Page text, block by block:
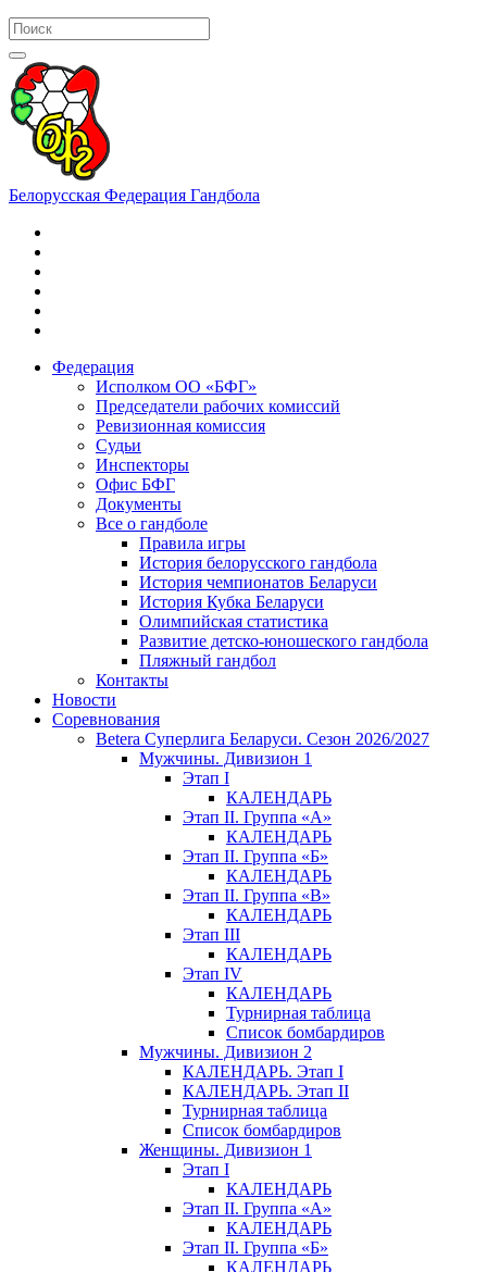
Белорусская Федерация Гандбола
Федерация
Исполком ОО «БФГ»
Председатели рабочих комиссий
Ревизионная комиссия
Судьи
Инспекторы
Офис БФГ
Документы
Все о гандболе
Правила игры
История белорусского гандбола
История чемпионатов Беларуси
История Кубка Беларуси
Олимпийская статистика
Развитие детско-юношеского гандбола
Пляжный гандбол
Контакты
Новости
Соревнования
Betera Суперлига Беларуси. Сезон 2026/2027
Мужчины. Дивизион 1
Этап I
КАЛЕНДАРЬ
Этап II. Группа «А»
КАЛЕНДАРЬ
Этап II. Группа «Б»
КАЛЕНДАРЬ
Этап II. Группа «В»
КАЛЕНДАРЬ
Этап III
КАЛЕНДАРЬ
Этап IV
КАЛЕНДАРЬ
Турнирная таблица
Список бомбардиров
Мужчины. Дивизион 2
КАЛЕНДАРЬ. Этап I
КАЛЕНДАРЬ. Этап II
Турнирная таблица
Список бомбардиров
Женщины. Дивизион 1
Этап I
КАЛЕНДАРЬ
Этап II. Группа «А»
КАЛЕНДАРЬ
Этап II. Группа «Б»
КАЛЕНДАРЬ